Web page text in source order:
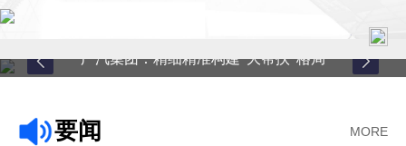
关于中心
广汽集团：精细精准构建“大帮扶”格局
MORE
要闻